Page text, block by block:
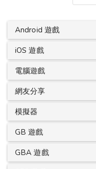
Android 遊戲
iOS 遊戲
電腦遊戲
網友分享
模擬器
GB 遊戲
GBA 遊戲